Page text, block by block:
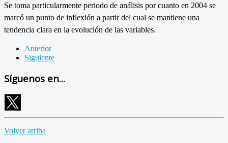
Se toma particularmente periodo de análisis por cuanto en 2004 se
marcó un punto de inflexión a partir del cual se mantiene una
tendencia clara en la evolución de las variables.
Anterior
Siguiente
Síguenos en...
Volver arriba